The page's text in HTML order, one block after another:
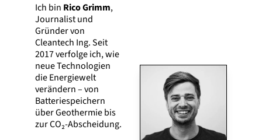
Ich bin Rico Grimm,
Journalist und
Gründer von
Cleantech Ing. Seit
2017 verfolge ich, wie
neue Technologien
die Energiewelt
verändern – von
Batteriespeichern
über Geothermie bis